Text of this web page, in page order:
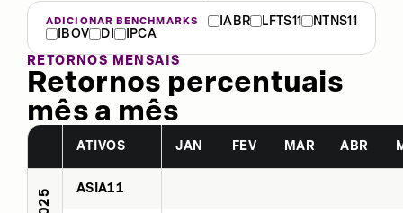
ADICIONAR BENCHMARKS IABR LFTS11
NTNS11
IBOV
DI
IPCA
RETORNOS MENSAIS
Retornos percentuais
mês a mês
ATIVOS JAN FEV MAR ABR
ASIA11